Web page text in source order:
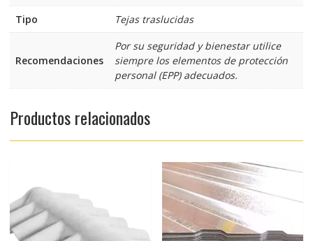
Tipo
Tejas traslucidas
Recomendaciones
Por su seguridad y bienestar utilice
siempre los elementos de protección
personal (EPP) adecuados.
Productos relacionados